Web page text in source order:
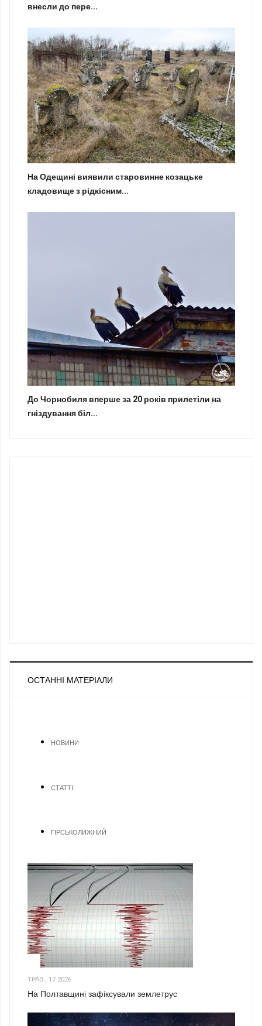
внесли до пере...
На Одещині виявили старовинне козацьке
кладовище з рідкісним...
До Чорнобиля вперше за 20 років прилетіли на
гніздування біл...
ОСТАННІ МАТЕРІАЛИ
НОВИНИ
СТАТТІ
ГІРСЬКОЛИЖНИЙ
ТРАВ., 17 2026
На Полтавщині зафіксували землетрус